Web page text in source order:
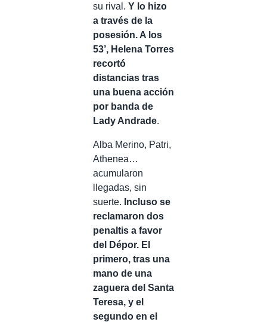
su rival. Y lo hizo
a través de la
posesión. A los
53’, Helena Torres
recortó
distancias tras
una buena acción
por banda de
Lady Andrade.
Alba Merino, Patri,
Athenea…
acumularon
llegadas, sin
suerte. Incluso se
reclamaron dos
penaltis a favor
del Dépor. El
primero, tras una
mano de una
zaguera del Santa
Teresa, y el
segundo en el